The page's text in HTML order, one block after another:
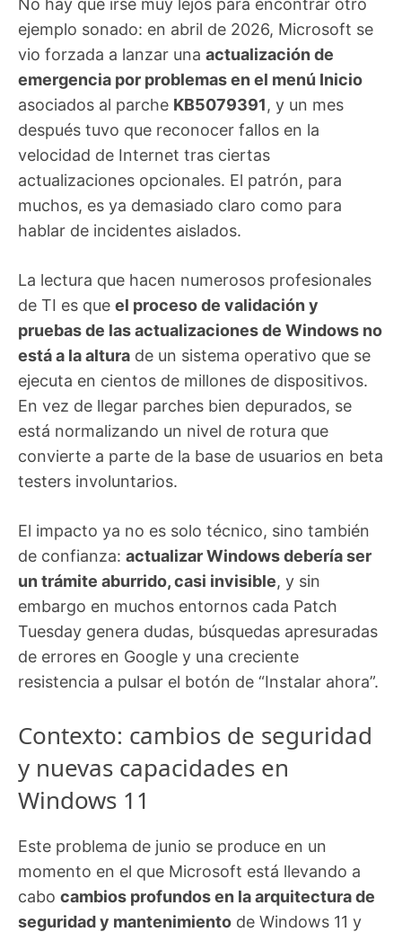
No hay que irse muy lejos para encontrar otro
ejemplo sonado: en abril de 2026, Microsoft se
vio forzada a lanzar una actualización de
emergencia por problemas en el menú Inicio
asociados al parche KB5079391, y un mes
después tuvo que reconocer fallos en la
velocidad de Internet tras ciertas
actualizaciones opcionales. El patrón, para
muchos, es ya demasiado claro como para
hablar de incidentes aislados.
La lectura que hacen numerosos profesionales
de TI es que el proceso de validación y
pruebas de las actualizaciones de Windows no
está a la altura de un sistema operativo que se
ejecuta en cientos de millones de dispositivos.
En vez de llegar parches bien depurados, se
está normalizando un nivel de rotura que
convierte a parte de la base de usuarios en beta
testers involuntarios.
El impacto ya no es solo técnico, sino también
de confianza: actualizar Windows debería ser
un trámite aburrido, casi invisible, y sin
embargo en muchos entornos cada Patch
Tuesday genera dudas, búsquedas apresuradas
de errores en Google y una creciente
resistencia a pulsar el botón de “Instalar ahora”.
Contexto: cambios de seguridad
y nuevas capacidades en
Windows 11
Este problema de junio se produce en un
momento en el que Microsoft está llevando a
cabo cambios profundos en la arquitectura de
seguridad y mantenimiento de Windows 11 y